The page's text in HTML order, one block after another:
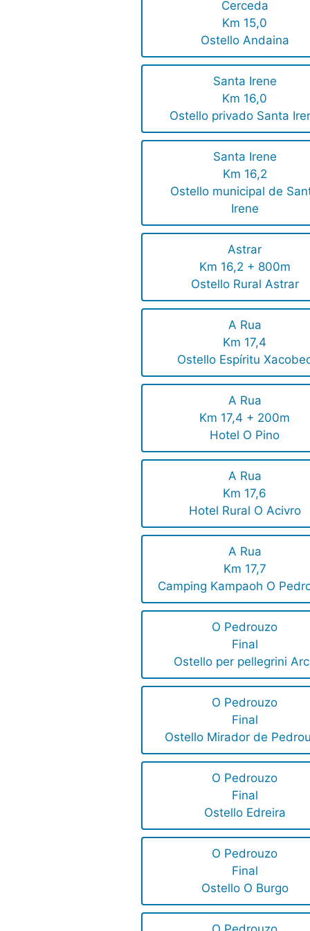
Cerceda
Km 15,0
Ostello Andaina
Santa Irene
Km 16,0
Ostello privado Santa
Santa Irene
Km 16,2
Ostello municipal de
Irene
Astrar
Km 16,2 + 800m
Ostello Rural Astrar
A Rua
Km 17,4
Ostello Espíritu
A Rua
Km 17,4 + 200m
Hotel O Pino
A Rua
Km 17,6
Hotel Rural O Acivro
A Rua
Km 17,7
Camping Kampaoh O
O Pedrouzo
Final
Ostello per pellegrini
O Pedrouzo
Final
Ostello Mirador de
O Pedrouzo
Final
Ostello Edreira
O Pedrouzo
Final
Ostello O Burgo